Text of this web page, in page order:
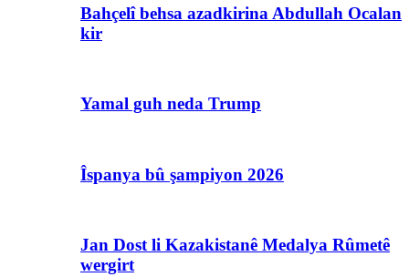
Bahçelî behsa azadkirina Abdullah Ocalan
kir
Yamal guh neda Trump
Îspanya bû şampiyon 2026
Jan Dost li Kazakistanê Medalya Rûmetê
wergirt